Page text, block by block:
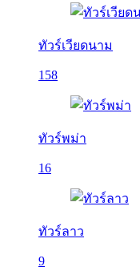
ทัวร์เวียดนาม
158
ทัวร์พม่า
16
ทัวร์ลาว
9